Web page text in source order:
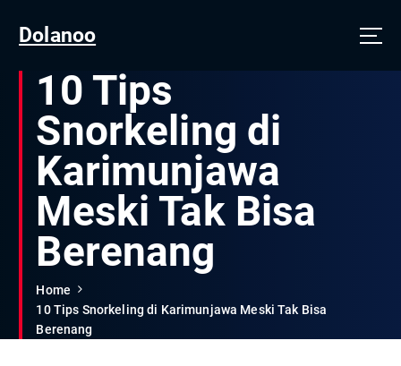
Dolanoo
10 Tips
Snorkeling di
Karimunjawa
Meski Tak Bisa
Berenang
Home
10 Tips Snorkeling di Karimunjawa Meski Tak Bisa
Berenang